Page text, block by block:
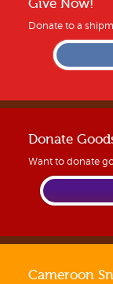
Give Now!
Donate to a
Donate
Want to donate
Cameroon